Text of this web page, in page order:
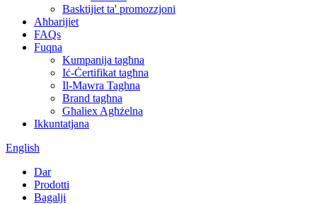
Basktijiet ta' promozzjoni
Aħbarijiet
FAQs
Fuqna
Kumpanija tagħna
Iċ-Ċertifikat tagħna
Il-Mawra Taghna
Brand tagħna
Għaliex Agħżelna
Ikkuntatjana
English
Dar
Prodotti
Bagalji